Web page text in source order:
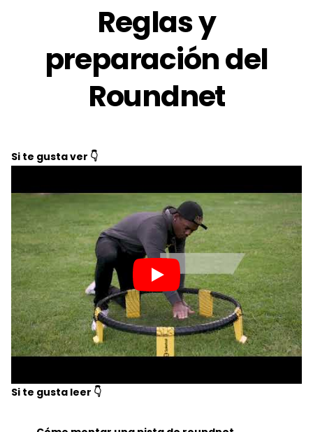
Reglas y
preparación del
Roundnet
Si te gusta ver 👇
Si te gusta leer 👇